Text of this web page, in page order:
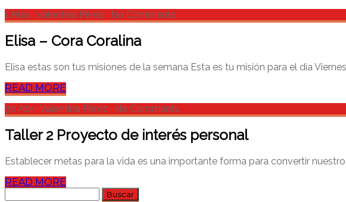
1 May · Valentina Pérez · No Comments
Elisa – Cora Coralina
Elisa estas son tus misiones de la semana Esta es tu misión para el día
READ MORE
30 Abr · Valentina Pérez · No Comments
Taller 2 Proyecto de interés personal
Establecer metas para la vida es una importante forma para convertir
READ MORE